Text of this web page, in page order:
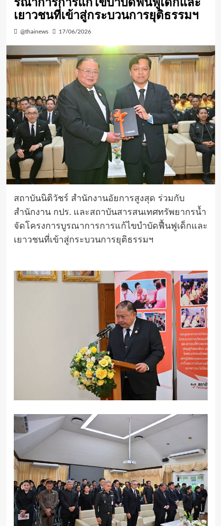
เยาวชนที่เข้าสู่กระบวนการยุติธรรมฯ
@thainews 17/06/2026
สถาบันนิติวัชร์ สำนักงานอัยการสูงสุด ร่วมกับ
สำนักงาน กปร. และสถาบันสารสนเทศทรัพยากรน้ำ
จัดโครงการบูรณาการการแก้ไขบำบัดฟื้นฟูเด็กและ
เยาวชนที่เข้าสู่กระบวนการยุติธรรมฯ